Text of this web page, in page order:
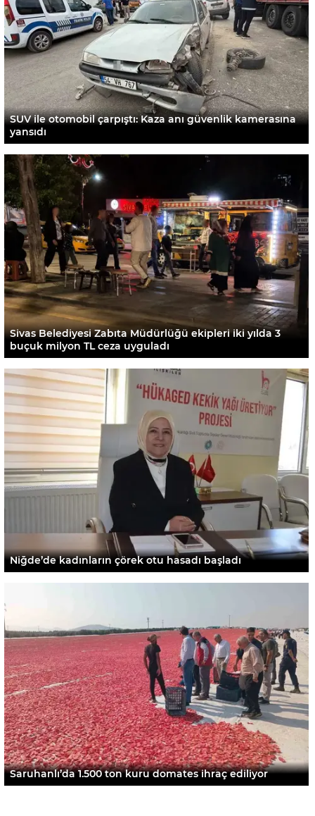
SUV ile otomobil çarpıştı: Kaza anı güvenlik kamerasına
yansıdı
Sivas Belediyesi Zabıta Müdürlüğü ekipleri iki yılda 3
buçuk milyon TL ceza uyguladı
Niğde’de kadınların çörek otu hasadı başladı
Saruhanlı’da 1.500 ton kuru domates ihraç ediliyor